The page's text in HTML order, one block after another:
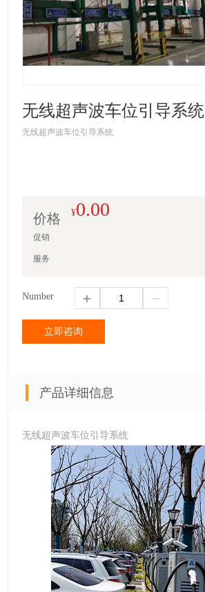
无线超声波车位引导系统
无线超声波车位引导系统
价格 ¥0.00
促销
服务
Number
立即咨询
产品详细信息
无线超声波车位引导系统